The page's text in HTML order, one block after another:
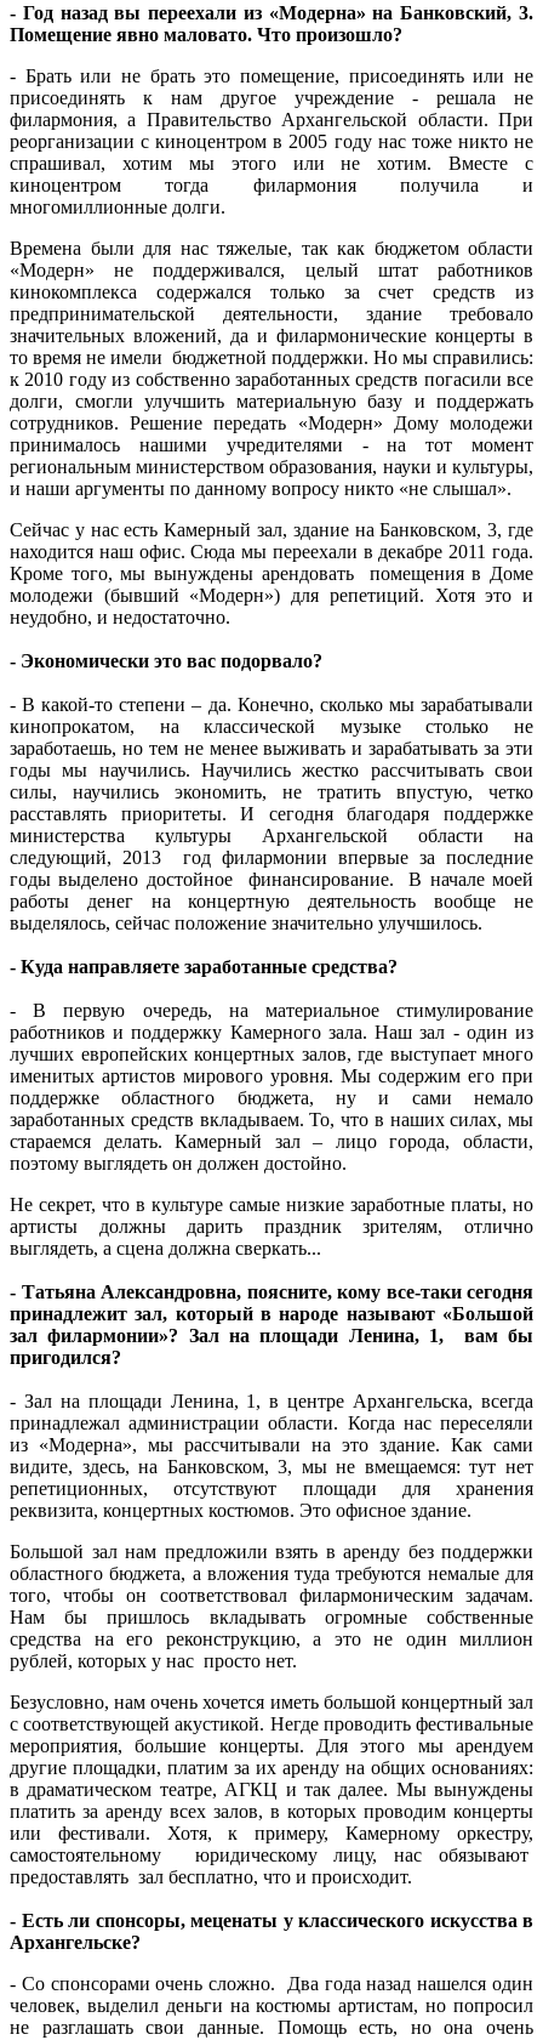
- Год назад вы переехали из «Модерна» на Банковский, 3.
Помещение явно маловато. Что произошло?
- Брать или не брать это помещение, присоединять или не
присоединять к нам другое учреждение - решала не
филармония, а Правительство Архангельской области. При
реорганизации с киноцентром в 2005 году нас тоже никто не
спрашивал, хотим мы этого или не хотим. Вместе с
киноцентром тогда филармония получила и
многомиллионные долги.
Времена были для нас тяжелые, так как бюджетом области
«Модерн» не поддерживался, целый штат работников
кинокомплекса содержался только за счет средств из
предпринимательской деятельности, здание требовало
значительных вложений, да и филармонические концерты в
то время не имели бюджетной поддержки. Но мы справились:
к 2010 году из собственно заработанных средств погасили все
долги, смогли улучшить материальную базу и поддержать
сотрудников. Решение передать «Модерн» Дому молодежи
принималось нашими учредителями - на тот момент
региональным министерством образования, науки и культуры,
и наши аргументы по данному вопросу никто «не слышал».
Сейчас у нас есть Камерный зал, здание на Банковском, 3, где
находится наш офис. Сюда мы переехали в декабре 2011 года.
Кроме того, мы вынуждены арендовать помещения в Доме
молодежи (бывший «Модерн») для репетиций. Хотя это и
неудобно, и недостаточно.
- Экономически это вас подорвало?
- В какой-то степени – да. Конечно, сколько мы зарабатывали
кинопрокатом, на классической музыке столько не
заработаешь, но тем не менее выживать и зарабатывать за эти
годы мы научились. Научились жестко рассчитывать свои
силы, научились экономить, не тратить впустую, четко
расставлять приоритеты. И сегодня благодаря поддержке
министерства культуры Архангельской области на
следующий, 2013 год филармонии впервые за последние
годы выделено достойное финансирование. В начале моей
работы денег на концертную деятельность вообще не
выделялось, сейчас положение значительно улучшилось.
- Куда направляете заработанные средства?
- В первую очередь, на материальное стимулирование
работников и поддержку Камерного зала. Наш зал - один из
лучших европейских концертных залов, где выступает много
именитых артистов мирового уровня. Мы содержим его при
поддержке областного бюджета, ну и сами немало
заработанных средств вкладываем. То, что в наших силах, мы
стараемся делать. Камерный зал – лицо города, области,
поэтому выглядеть он должен достойно.
Не секрет, что в культуре самые низкие заработные платы, но
артисты должны дарить праздник зрителям, отлично
выглядеть, а сцена должна сверкать...
- Татьяна Александровна, поясните, кому все-таки сегодня
принадлежит зал, который в народе называют «Большой
зал филармонии»? Зал на площади Ленина, 1, вам бы
пригодился?
- Зал на площади Ленина, 1, в центре Архангельска, всегда
принадлежал администрации области. Когда нас переселяли
из «Модерна», мы рассчитывали на это здание. Как сами
видите, здесь, на Банковском, 3, мы не вмещаемся: тут нет
репетиционных, отсутствуют площади для хранения
реквизита, концертных костюмов. Это офисное здание.
Большой зал нам предложили взять в аренду без поддержки
областного бюджета, а вложения туда требуются немалые для
того, чтобы он соответствовал филармоническим задачам.
Нам бы пришлось вкладывать огромные собственные
средства на его реконструкцию, а это не один миллион
рублей, которых у нас просто нет.
Безусловно, нам очень хочется иметь большой концертный зал
с соответствующей акустикой. Негде проводить фестивальные
мероприятия, большие концерты. Для этого мы арендуем
другие площадки, платим за их аренду на общих основаниях:
в драматическом театре, АГКЦ и так далее. Мы вынуждены
платить за аренду всех залов, в которых проводим концерты
или фестивали. Хотя, к примеру, Камерному оркестру,
самостоятельному юридическому лицу, нас обязывают
предоставлять зал бесплатно, что и происходит.
- Есть ли спонсоры, меценаты у классического искусства в
Архангельске?
- Со спонсорами очень сложно. Два года назад нашелся один
человек, выделил деньги на костюмы артистам, но попросил
не разглашать свои данные. Помощь есть, но она очень